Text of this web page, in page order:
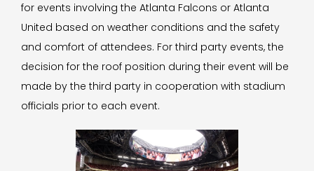
for events involving the Atlanta Falcons or Atlanta
United based on weather conditions and the safety
and comfort of attendees. For third party events, the
decision for the roof position during their event will be
made by the third party in cooperation with stadium
officials prior to each event.